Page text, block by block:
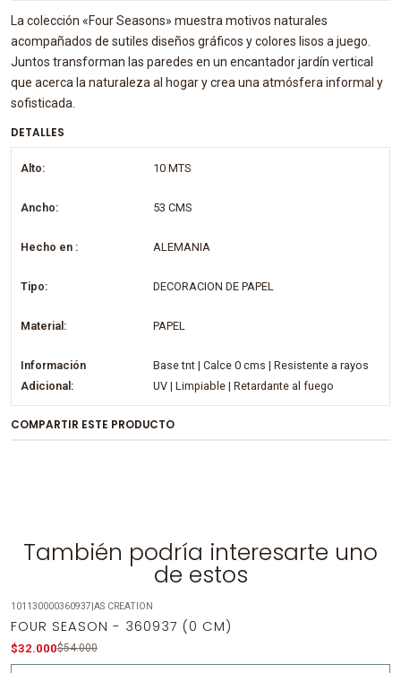
La colección «Four Seasons» muestra motivos naturales
acompañados de sutiles diseños gráficos y colores lisos a juego.
Juntos transforman las paredes en un encantador jardín vertical
que acerca la naturaleza al hogar y crea una atmósfera informal y
sofisticada.
DETALLES
Alto: 10 MTS
Ancho: 53 CMS
Hecho en : ALEMANIA
Tipo: DECORACION DE PAPEL
Material: PAPEL
Información
Adicional:
Base tnt | Calce 0 cms | Resistente a rayos
UV | Limpiable | Retardante al fuego
COMPARTIR ESTE PRODUCTO
También podría interesarte uno
de estos
Agotado
101130000360937|AS CREATION
FOUR SEASON - 360937 (0 CM)
$32.000$54.000